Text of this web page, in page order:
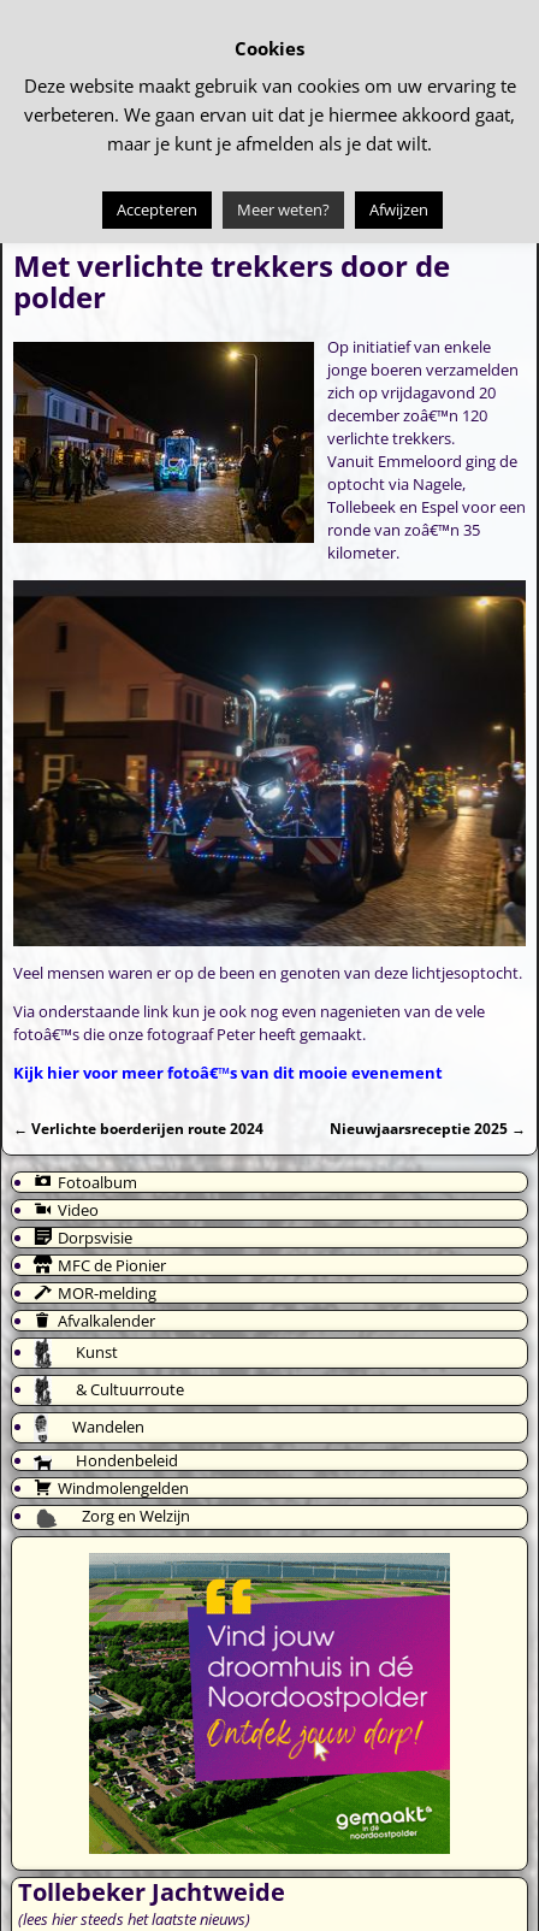
Bericht navigatie
Verlichte boerderijen route 2024 Nieuwjaarsreceptie 2025
Met verlichte trekkers door de
polder
Op initiatief van enkele
jonge boeren verzamelden
zich op vrijdagavond 20
december zoâ€™n 120
verlichte trekkers.
Vanuit Emmeloord ging de
optocht via Nagele,
Tollebeek en Espel voor een
ronde van zoâ€™n 35
kilometer.
Veel mensen waren er op de been en genoten van deze lichtjesoptocht.
Via onderstaande link kun je ook nog even nagenieten van de vele
fotoâ€™s die onze fotograaf Peter heeft gemaakt.
Kijk hier voor meer fotoâ€™s van dit mooie evenement
Bericht navigatie
← Verlichte boerderijen route 2024 Nieuwjaarsreceptie 2025 →
Fotoalbum
Video
Dorpsvisie
MFC de Pionier
MOR-melding
Afvalkalender
Kunst
& Cultuurroute
Wandelen
Hondenbeleid
Windmolengelden
Zorg en Welzijn
Tollebeker Jachtweide
(lees hier steeds het laatste nieuws)
Cookies
Deze website maakt gebruik van cookies om uw ervaring te
verbeteren. We gaan ervan uit dat je hiermee akkoord gaat,
maar je kunt je afmelden als je dat wilt.
Accepteren Meer weten? Afwijzen